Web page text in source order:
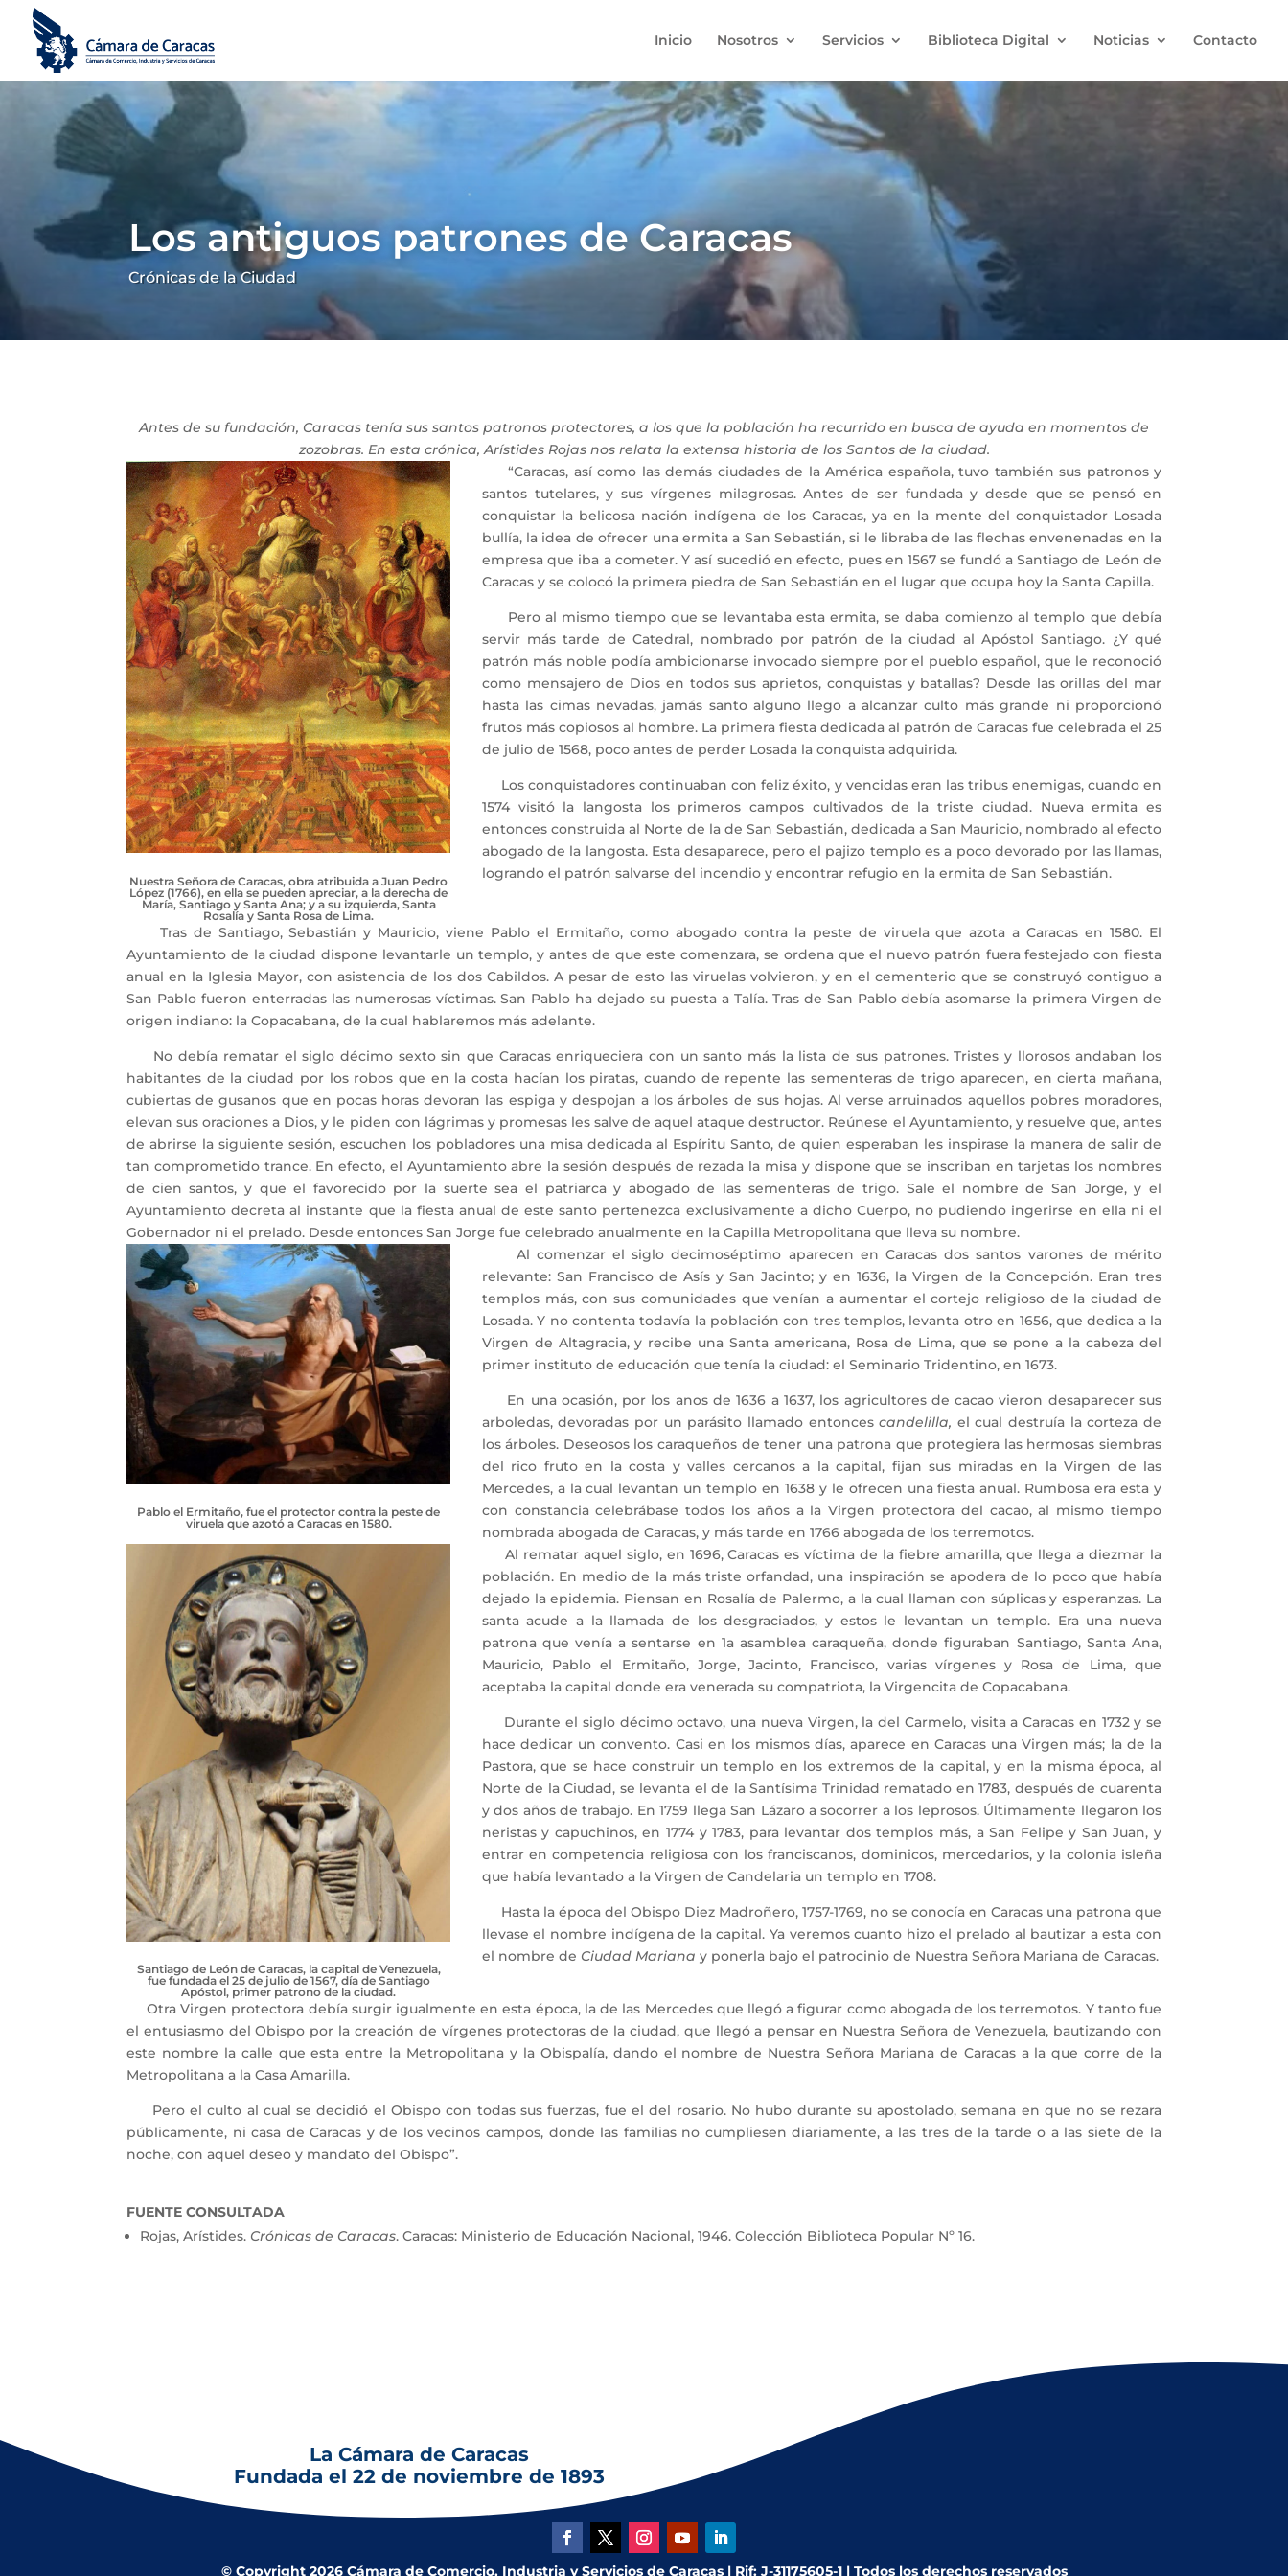
Inicio Nosotros Servicios Biblioteca Digital Noticias Contacto
Los antiguos patrones de Caracas
Crónicas de la Ciudad
Antes de su fundación, Caracas tenía sus santos patronos protectores, a los que la población ha recurrido en busca de ayuda en momentos de
zozobras. En esta crónica, Arístides Rojas nos relata la extensa historia de los Santos de la ciudad.
Nuestra Señora de Caracas, obra atribuida a Juan Pedro
López (1766), en ella se pueden apreciar, a la derecha de
María, Santiago y Santa Ana; y a su izquierda, Santa
Rosalía y Santa Rosa de Lima.
“Caracas, así como las demás ciudades de la América española, tuvo también sus patronos y
santos tutelares, y sus vírgenes milagrosas. Antes de ser fundada y desde que se pensó en
conquistar la belicosa nación indígena de los Caracas, ya en la mente del conquistador Losada
bullía, la idea de ofrecer una ermita a San Sebastián, si le libraba de las flechas envenenadas en la
empresa que iba a cometer. Y así sucedió en efecto, pues en 1567 se fundó a Santiago de León de
Caracas y se colocó la primera piedra de San Sebastián en el lugar que ocupa hoy la Santa Capilla.
Pero al mismo tiempo que se levantaba esta ermita, se daba comienzo al templo que debía
servir más tarde de Catedral, nombrado por patrón de la ciudad al Apóstol Santiago. ¿Y qué
patrón más noble podía ambicionarse invocado siempre por el pueblo español, que le reconoció
como mensajero de Dios en todos sus aprietos, conquistas y batallas? Desde las orillas del mar
hasta las cimas nevadas, jamás santo alguno llego a alcanzar culto más grande ni proporcionó
frutos más copiosos al hombre. La primera fiesta dedicada al patrón de Caracas fue celebrada el 25
de julio de 1568, poco antes de perder Losada la conquista adquirida.
Los conquistadores continuaban con feliz éxito, y vencidas eran las tribus enemigas, cuando en
1574 visitó la langosta los primeros campos cultivados de la triste ciudad. Nueva ermita es
entonces construida al Norte de la de San Sebastián, dedicada a San Mauricio, nombrado al efecto
abogado de la langosta. Esta desaparece, pero el pajizo templo es a poco devorado por las llamas,
logrando el patrón salvarse del incendio y encontrar refugio en la ermita de San Sebastián.
Tras de Santiago, Sebastián y Mauricio, viene Pablo el Ermitaño, como abogado contra la peste de viruela que azota a Caracas en 1580. El
Ayuntamiento de la ciudad dispone levantarle un templo, y antes de que este comenzara, se ordena que el nuevo patrón fuera festejado con fiesta
anual en la Iglesia Mayor, con asistencia de los dos Cabildos. A pesar de esto las viruelas volvieron, y en el cementerio que se construyó contiguo a
San Pablo fueron enterradas las numerosas víctimas. San Pablo ha dejado su puesta a Talía. Tras de San Pablo debía asomarse la primera Virgen de
origen indiano: la Copacabana, de la cual hablaremos más adelante.
No debía rematar el siglo décimo sexto sin que Caracas enriqueciera con un santo más la lista de sus patrones. Tristes y llorosos andaban los
habitantes de la ciudad por los robos que en la costa hacían los piratas, cuando de repente las sementeras de trigo aparecen, en cierta mañana,
cubiertas de gusanos que en pocas horas devoran las espiga y despojan a los árboles de sus hojas. Al verse arruinados aquellos pobres moradores,
elevan sus oraciones a Dios, y le piden con lágrimas y promesas les salve de aquel ataque destructor. Reúnese el Ayuntamiento, y resuelve que, antes
de abrirse la siguiente sesión, escuchen los pobladores una misa dedicada al Espíritu Santo, de quien esperaban les inspirase la manera de salir de
tan comprometido trance. En efecto, el Ayuntamiento abre la sesión después de rezada la misa y dispone que se inscriban en tarjetas los nombres
de cien santos, y que el favorecido por la suerte sea el patriarca y abogado de las sementeras de trigo. Sale el nombre de San Jorge, y el
Ayuntamiento decreta al instante que la fiesta anual de este santo pertenezca exclusivamente a dicho Cuerpo, no pudiendo ingerirse en ella ni el
Gobernador ni el prelado. Desde entonces San Jorge fue celebrado anualmente en la Capilla Metropolitana que lleva su nombre.
Pablo el Ermitaño, fue el protector contra la peste de
viruela que azotó a Caracas en 1580.
Al comenzar el siglo decimoséptimo aparecen en Caracas dos santos varones de mérito
relevante: San Francisco de Asís y San Jacinto; y en 1636, la Virgen de la Concepción. Eran tres
templos más, con sus comunidades que venían a aumentar el cortejo religioso de la ciudad de
Losada. Y no contenta todavía la población con tres templos, levanta otro en 1656, que dedica a la
Virgen de Altagracia, y recibe una Santa americana, Rosa de Lima, que se pone a la cabeza del
primer instituto de educación que tenía la ciudad: el Seminario Tridentino, en 1673.
En una ocasión, por los anos de 1636 a 1637, los agricultores de cacao vieron desaparecer sus
arboledas, devoradas por un parásito llamado entoncescandelilla, el cual destruía la corteza de
los árboles. Deseosos los caraqueños de tener una patrona que protegiera las hermosas siembras
del rico fruto en la costa y valles cercanos a la capital, fijan sus miradas en la Virgen de las
Mercedes, a la cual levantan un templo en 1638 y le ofrecen una fiesta anual. Rumbosa era esta y
con constancia celebrábase todos los años a la Virgen protectora del cacao, al mismo tiempo
nombrada abogada de Caracas, y más tarde en 1766 abogada de los terremotos.
Santiago de León de Caracas, la capital de Venezuela,
fue fundada el 25 de julio de 1567, día de Santiago
Apóstol, primer patrono de la ciudad.
Al rematar aquel siglo, en 1696, Caracas es víctima de la fiebre amarilla, que llega a diezmar la
población. En medio de la más triste orfandad, una inspiración se apodera de lo poco que había
dejado la epidemia. Piensan en Rosalía de Palermo, a la cual llaman con súplicas y esperanzas. La
santa acude a la llamada de los desgraciados, y estos le levantan un templo. Era una nueva
patrona que venía a sentarse en 1a asamblea caraqueña, donde figuraban Santiago, Santa Ana,
Mauricio, Pablo el Ermitaño, Jorge, Jacinto, Francisco, varias vírgenes y Rosa de Lima, que
aceptaba la capital donde era venerada su compatriota, la Virgencita de Copacabana.
Durante el siglo décimo octavo, una nueva Virgen, la del Carmelo, visita a Caracas en 1732 y se
hace dedicar un convento. Casi en los mismos días, aparece en Caracas una Virgen más; la de la
Pastora, que se hace construir un templo en los extremos de la capital, y en la misma época, al
Norte de la Ciudad, se levanta el de la Santísima Trinidad rematado en 1783, después de cuarenta
y dos años de trabajo. En 1759 llega San Lázaro a socorrer a los leprosos. Últimamente llegaron los
neristas y capuchinos, en 1774 y 1783, para levantar dos templos más, a San Felipe y San Juan, y
entrar en competencia religiosa con los franciscanos, dominicos, mercedarios, y la colonia isleña
que había levantado a la Virgen de Candelaria un templo en 1708.
Hasta la época del Obispo Diez Madroñero, 1757-1769, no se conocía en Caracas una patrona que
llevase el nombre indígena de la capital. Ya veremos cuanto hizo el prelado al bautizar a esta con
el nombre de Ciudad Mariana y ponerla bajo el patrocinio de Nuestra Señora Mariana de Caracas.
Otra Virgen protectora debía surgir igualmente en esta época, la de las Mercedes que llegó a figurar como abogada de los terremotos. Y tanto fue
el entusiasmo del Obispo por la creación de vírgenes protectoras de la ciudad, que llegó a pensar en Nuestra Señora de Venezuela, bautizando con
este nombre la calle que esta entre la Metropolitana y la Obispalía, dando el nombre de Nuestra Señora Mariana de Caracas a la que corre de la
Metropolitana a la Casa Amarilla.
Pero el culto al cual se decidió el Obispo con todas sus fuerzas, fue el del rosario. No hubo durante su apostolado, semana en que no se rezara
públicamente, ni casa de Caracas y de los vecinos campos, donde las familias no cumpliesen diariamente, a las tres de la tarde o a las siete de la
noche, con aquel deseo y mandato del Obispo”.
FUENTE CONSULTADA
Rojas, Arístides. Crónicas de Caracas. Caracas: Ministerio de Educación Nacional, 1946. Colección Biblioteca Popular Nº 16.
La Cámara de Caracas
Fundada el 22 de noviembre de 1893
© Copyright 2026 Cámara de Comercio, Industria y Servicios de Caracas | Rif: J-31175605-1 | Todos los derechos reservados